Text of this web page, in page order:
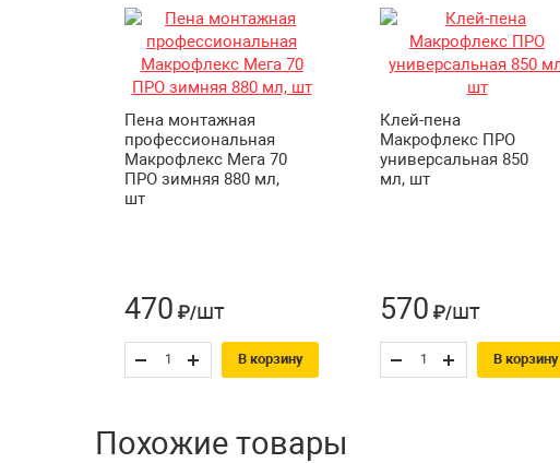
Пена монтажная
профессиональная
Макрофлекс Мега 70
ПРО зимняя 880 мл,
шт
470 ₽/шт
В корзину
Клей-пена
Макрофлекс ПРО
универсальная 850
мл, шт
570 ₽/шт
В корзину
Похожие товары